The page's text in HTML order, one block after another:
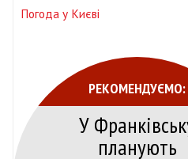
Погода у Києві
РЕКОМЕНДУЄМО:
У
планують